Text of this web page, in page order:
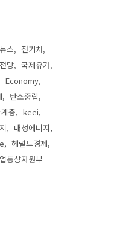
스
전기차
전망
국제유가
Economy
탄소중립
층
keei
대성에너지
헤럴드경제
통상자원부